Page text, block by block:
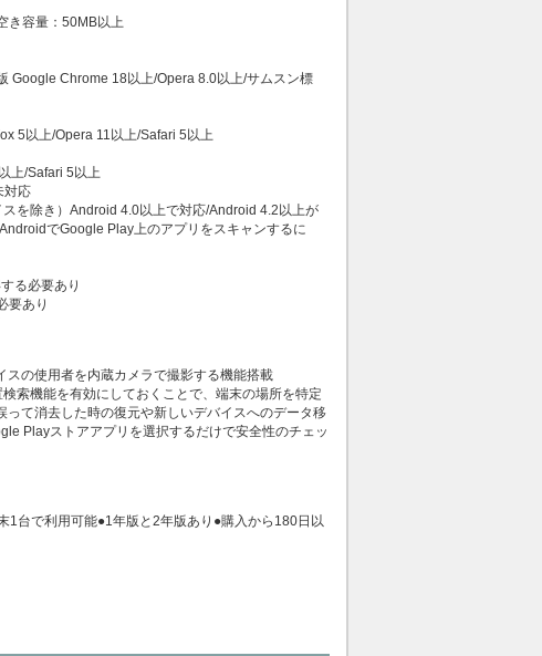
き容量：50MB以上
Chrome 18以上/Opera 8.0以上/サムスン標
5以上/Opera 11以上/Safari 5以上
上/Safari 5以上
対応
を除き）Android 4.0以上で対応/Android 4.2以上が
でGoogle Play上のアプリをスキャンするに
る必要あり
要あり
の使用者を内蔵カメラで撮影する機能搭載
索機能を有効にしておくことで、端末の場所を特定
て消去した時の復元や新しいデバイスへのデータ移
Playストアアプリを選択するだけで安全性のチェッ
1台で利用可能●1年版と2年版あり●購入から180日以